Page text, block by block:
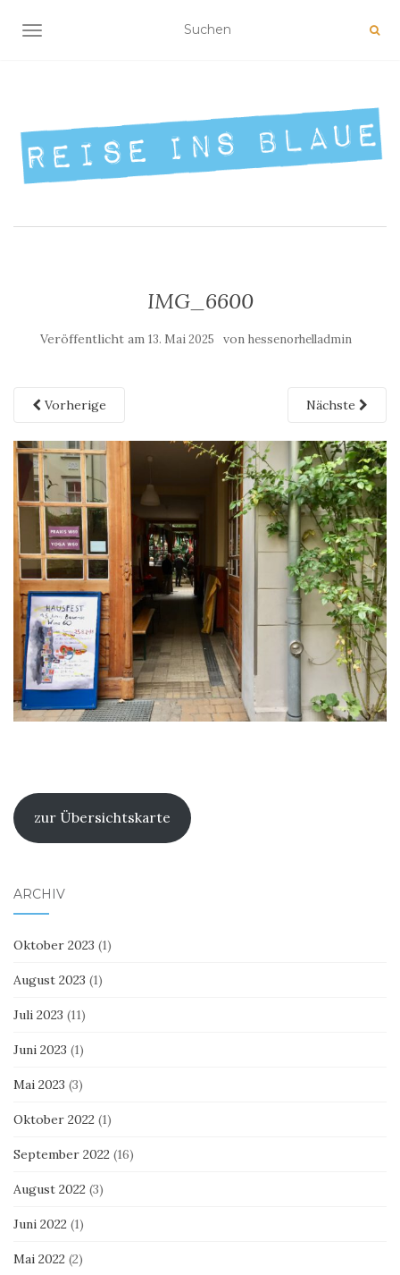
NAVIGATION UMSCHALTEN
IMG_6600
Veröffentlicht am 13. Mai 2025 von hessenorhelladmin
Vorherige Nächste
zur Übersichtskarte
ARCHIV
Oktober 2023 (1)
August 2023 (1)
Juli 2023 (11)
Juni 2023 (1)
Mai 2023 (3)
Oktober 2022 (1)
September 2022 (16)
August 2022 (3)
Juni 2022 (1)
Mai 2022 (2)